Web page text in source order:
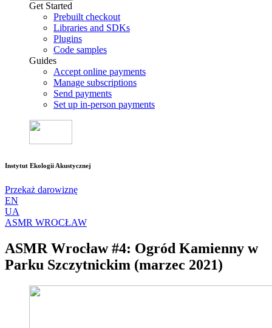
Get Started
Prebuilt checkout
Libraries and SDKs
Plugins
Code samples
Guides
Accept online payments
Manage subscriptions
Send payments
Set up in-person payments
Instytut Ekologii Akustycznej
Przekaż darowiznę
EN
UA
ASMR WROCŁAW
ASMR Wrocław #4: Ogród Kamienny w
Parku Szczytnickim (marzec 2021)